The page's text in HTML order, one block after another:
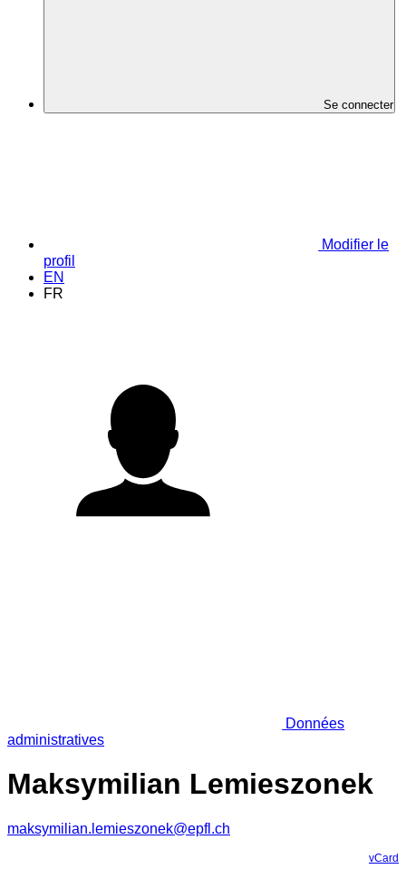
Se connecter
Modifier le
profil
EN
FR
Données
administratives
Maksymilian Lemieszonek
maksymilian.lemieszonek@epfl.ch
vCard